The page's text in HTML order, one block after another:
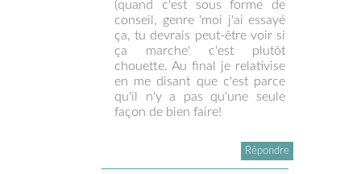
(quand c'est sous forme de
conseil, genre 'moi j'ai essayé
ça, tu devrais peut-être voir si
ça marche' c'est plutôt
chouette. Au final je relativise
en me disant que c'est parce
qu'il n'y a pas qu'une seule
façon de bien faire!
Répondre